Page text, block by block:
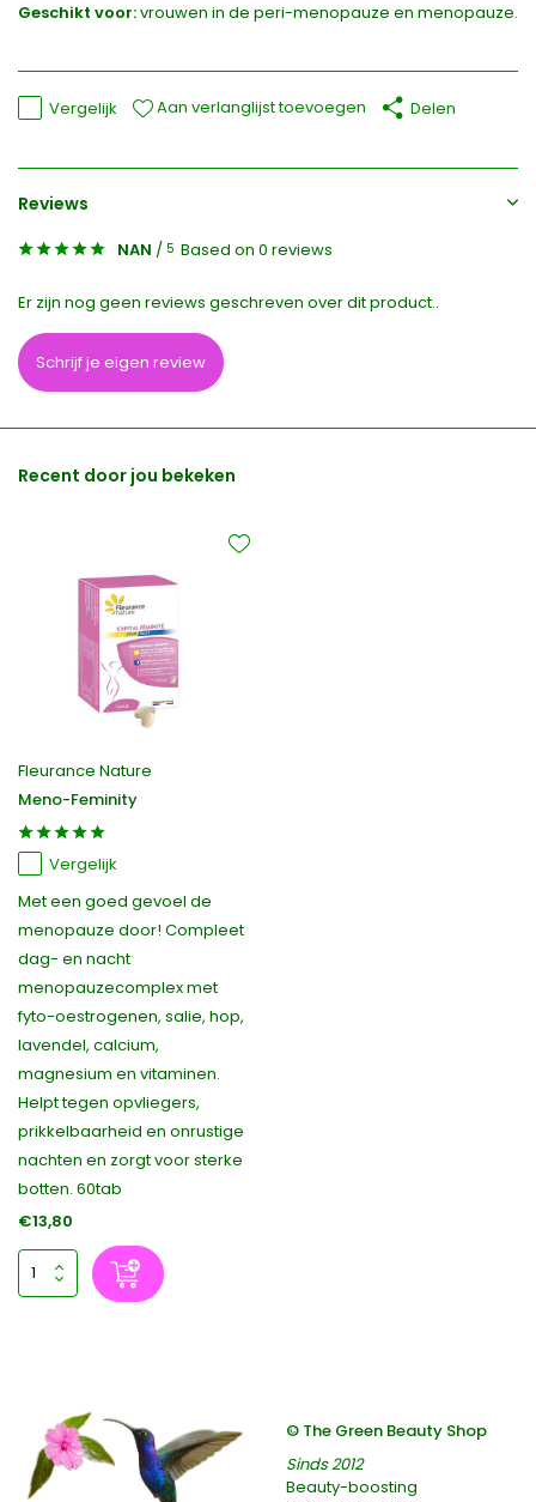
Geschikt voor:vrouwen in de peri-menopauze en menopauze.
Vergelijk Aan verlanglijst toevoegen Delen
Reviews
NAN / 5 Based on 0 reviews
Er zijn nog geen reviews geschreven over dit product..
Schrijf je eigen review
Recent door jou bekeken
Fleurance Nature
Meno-Feminity
Vergelijk
Met een goed gevoel de
menopauze door! Compleet
dag- en nacht
menopauzecomplex met
fyto-oestrogenen, salie, hop,
lavendel, calcium,
magnesium en vitaminen.
Helpt tegen opvliegers,
prikkelbaarheid en onrustige
nachten en zorgt voor sterke
botten. 60tab
€13,80
© The Green Beauty Shop
Sinds 2012
Beauty-boosting